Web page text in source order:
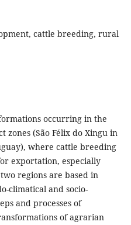
cattle breeding, rural
occurring in the
zones (São Félix do Xingu in
where cattle breeding
exportation, especially
regions are based in
climatical and socio-
and processes of
of agrarian